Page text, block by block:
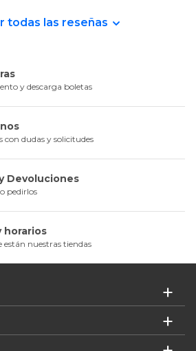
todas las reseñas
y descarga boletas
con dudas y solicitudes
Devoluciones
pedirlos
horarios
están nuestras tiendas